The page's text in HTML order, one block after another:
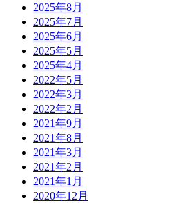
2025年8月
2025年7月
2025年6月
2025年5月
2025年4月
2022年5月
2022年3月
2022年2月
2021年9月
2021年8月
2021年3月
2021年2月
2021年1月
2020年12月